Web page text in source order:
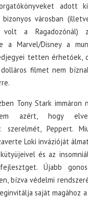
adott
városban
a Ragadozónál)
a Marvel/Disney a
tetten érhetőek,
filmet nem
Tony Stark immáron
azért, hogy
szerelmét, Peppert.
Loki invázióját
és az
Újabb
bízva védelmi
saját magához